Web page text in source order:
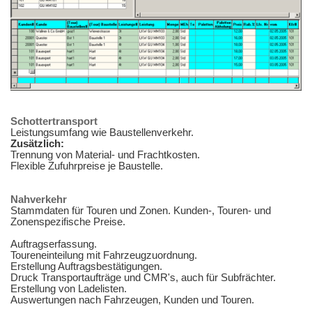
Schottertransport
Leistungsumfang wie Baustellenverkehr.
Zusätzlich:
Trennung von Material- und Frachtkosten.
Flexible Zufuhrpreise je Baustelle.
Nahverkehr
Stammdaten für Touren und Zonen. Kunden-, Touren- und
Zonenspezifische Preise.
Auftragserfassung.
Toureneinteilung mit Fahrzeugzuordnung.
Erstellung Auftragsbestätigungen.
Druck Transportaufträge und CMR's, auch für Subfrächter.
Erstellung von Ladelisten.
Auswertungen nach Fahrzeugen, Kunden und Touren.